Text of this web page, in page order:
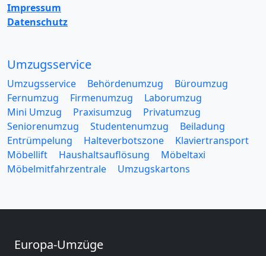
Impressum
Datenschutz
Umzugsservice
Umzugsservice Behördenumzug
Büroumzug
Fernumzug
Firmenumzug
Laborumzug
Mini Umzug
Praxisumzug
Privatumzug
Seniorenumzug
Studentenumzug
Beiladung
Entrümpelung
Halteverbotszone
Klaviertransport
Möbellift
Haushaltsauflösung
Möbeltaxi
Möbelmitfahrzentrale
Umzugskartons
Europa-Umzüge